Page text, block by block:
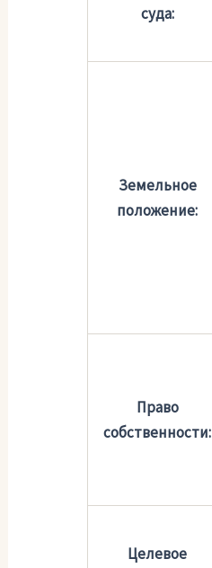
суда:
Земельное
положение:
Право
собственности:
Целевое